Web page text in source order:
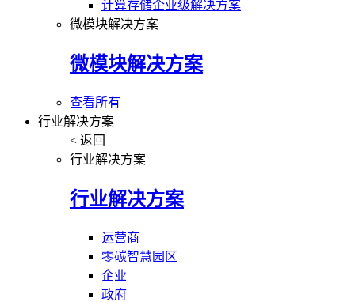
计算存储企业级解决方案
微模块解决方案
微模块解决方案
查看所有
行业解决方案
< 返回
行业解决方案
行业解决方案
运营商
零碳智慧园区
企业
政府